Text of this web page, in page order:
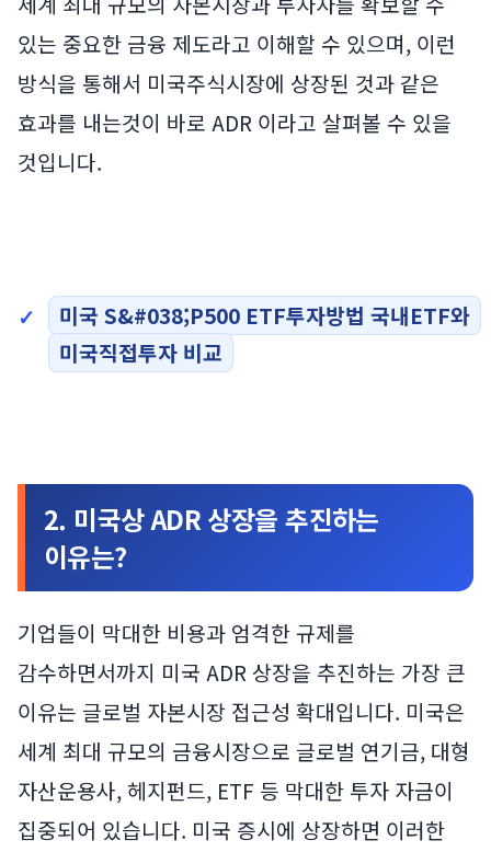
있는 중요한 금융 제도라고 이해할 수 있으며, 이런
방식을 통해서 미국주식시장에 상장된 것과 같은
효과를 내는것이 바로 ADR 이라고 살펴볼 수 있을
것입니다.
미국 S&#038;P500 ETF투자방법 국내ETF와
미국직접투자 비교
2. 미국상 ADR 상장을 추진하는
이유는?
기업들이 막대한 비용과 엄격한 규제를
감수하면서까지 미국 ADR 상장을 추진하는 가장 큰
이유는 글로벌 자본시장 접근성 확대입니다. 미국은
세계 최대 규모의 금융시장으로 글로벌 연기금, 대형
자산운용사, 헤지펀드, ETF 등 막대한 투자 자금이
집중되어 있습니다. 미국 증시에 상장하면 이러한